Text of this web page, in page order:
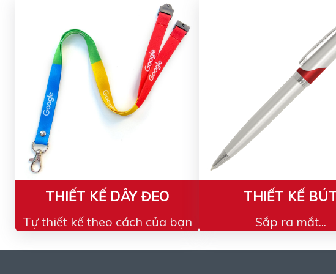
THIẾT KẾ DÂY ĐEO
Tự thiết kế theo cách của bạn
THIẾT KẾ
Sắp ra mắt...